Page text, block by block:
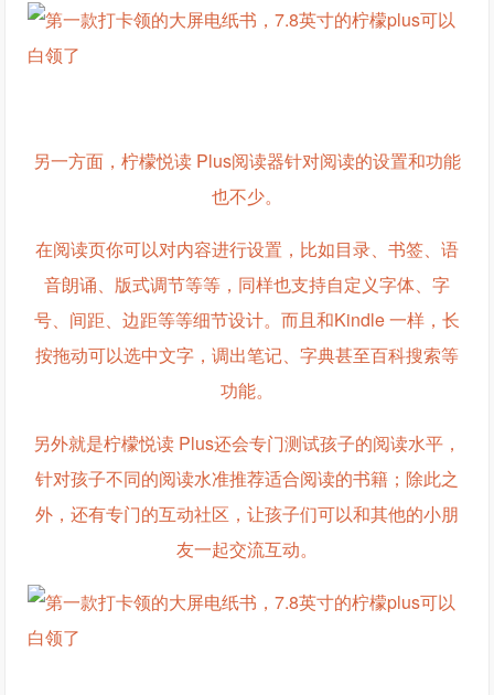
另一方面，柠檬悦读 Plus阅读器针对阅读的设置和功能
也不少。
在阅读页你可以对内容进行设置，比如目录、书签、语
音朗诵、版式调节等等，同样也支持自定义字体、字
号、间距、边距等等细节设计。而且和Kindle 一样，长
按拖动可以选中文字，调出笔记、字典甚至百科搜索等
功能。
另外就是柠檬悦读 Plus还会专门测试孩子的阅读水平，
针对孩子不同的阅读水准推荐适合阅读的书籍；除此之
外，还有专门的互动社区，让孩子们可以和其他的小朋
友一起交流互动。